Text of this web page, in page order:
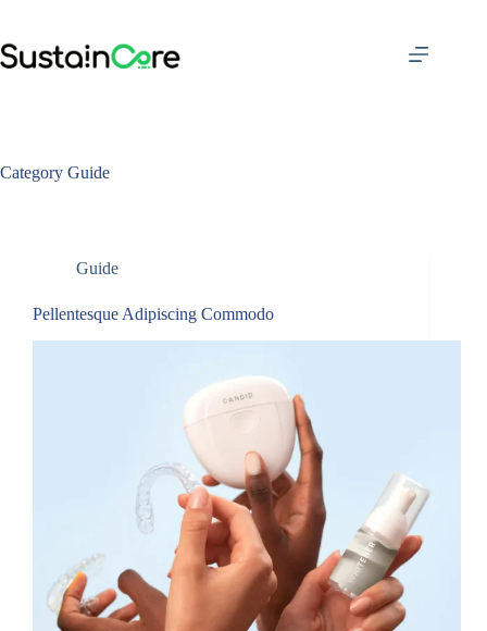
content
Category Guide
Guide
Pellentesque Adipiscing Commodo